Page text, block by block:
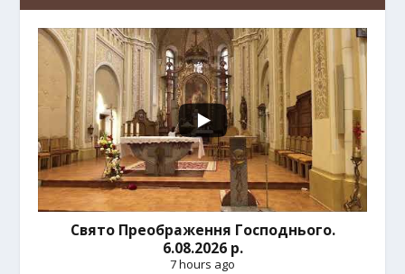
Свято Преображення Господнього.
6.08.2026 р.
7 hours ago